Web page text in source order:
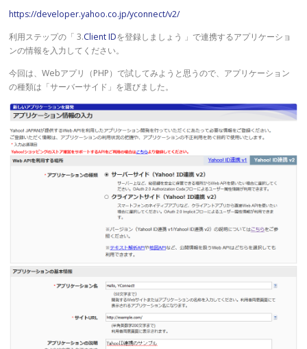
https://developer.yahoo.co.jp/yconnect/v2/
利用ステップの「 3.Client IDを登録しましょう 」で連携するアプリケーショ
ンの情報を入力してください。
今回は、Webアプリ（PHP）で試してみようと思うので、アプリケーション
の種類は「サーバーサイド」を選びました。